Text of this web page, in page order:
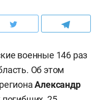
военные 146 раз
Об этом
Александр